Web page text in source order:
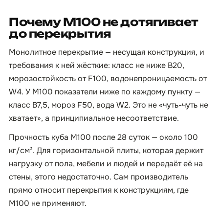
Почему М100 не дотягивает
до перекрытия
Монолитное перекрытие — несущая конструкция, и
требования к ней жёсткие: класс не ниже B20,
морозостойкость от F100, водонепроницаемость от
W4. У М100 показатели ниже по каждому пункту —
класс B7,5, мороз F50, вода W2. Это не «чуть-чуть не
хватает», а принципиальное несоответствие.
Прочность куба М100 после 28 суток — около 100
кг/см². Для горизонтальной плиты, которая держит
нагрузку от пола, мебели и людей и передаёт её на
стены, этого недостаточно. Сам производитель
прямо относит перекрытия к конструкциям, где
М100 не применяют.